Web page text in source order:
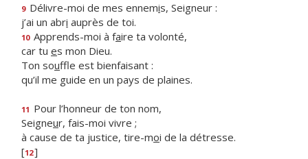
9 Délivre-moi de mes ennemis, Seigneur :
j’ai un abri auprès de toi.
10 Apprends-moi à faire ta volonté,
car tu es mon Dieu.
Ton souffle est bienfaisant :
qu’il me guide en un pays de plaines.
11 Pour l’honneur de ton nom,
Seigneur, fais-moi vivre ;
à cause de ta justice, tire-moi de la détresse.
[12]